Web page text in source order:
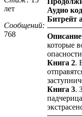
лет
Сообщений:
768
Аудио
Битрейт
Описание
которые
Книга 2.
Книга 3.